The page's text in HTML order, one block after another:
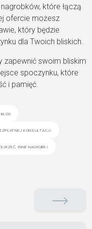
które łączą
ofercie możesz
który będzie
dla Twoich bliskich.
zapewnić swoim bliskim
spoczynku, które
i pamięć.
konsultacji
inne nagrobki